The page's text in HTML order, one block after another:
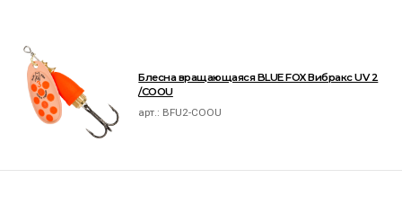
Блесна вращающаяся BLUE FOX Вибракс UV 2
/COOU
арт.: BFU2-COOU